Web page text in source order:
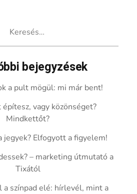
bejegyzések
a pult mögül: mi már bent!
építesz, vagy közönséget?
Mindkettőt?
jegyek? Elfogyott a figyelem!
– marketing útmutató a
Tixától
a színpad elé: hírlevél, mint a